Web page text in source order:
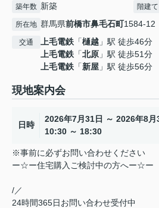
築年数 新築 階建て
所在地 群馬県前橋市鼻毛石町1584-12
交通 上毛電鉄 「樋越 」駅 徒歩46分
上毛電鉄 「北原 」駅 徒歩51分
上毛電鉄 「新屋 」駅 徒歩56分
現地案内会
日時
2026年7月31日 ～ 2026年8月
10:30 ～ 18:30
※事前に必ずお問い合わせください
ー☆ー住宅購入ご検討中の方へー☆ー
/／
24時間365日お問い合わせ受付中